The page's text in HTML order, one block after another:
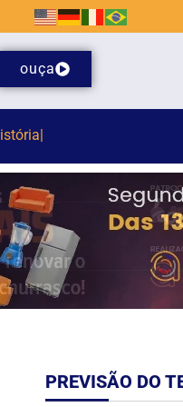
ouça
PREVISÃO DO